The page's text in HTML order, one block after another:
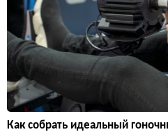
Как собрать идеальный